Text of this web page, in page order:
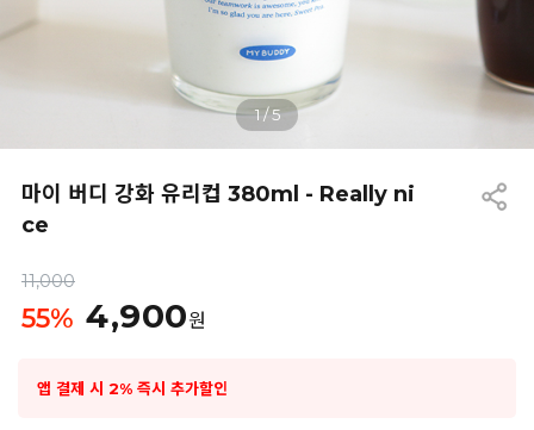
1/5
마이 버디 강화 유리컵 380ml - Really ni
ce
11,000
55% 4,900원
앱 결제 시 2% 즉시 추가할인